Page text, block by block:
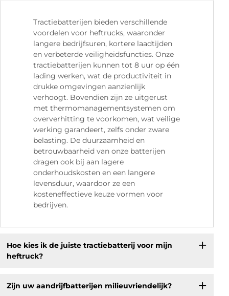
Tractiebatterijen bieden verschillende
voordelen voor heftrucks, waaronder
langere bedrijfsuren, kortere laadtijden
en verbeterde veiligheidsfuncties. Onze
tractiebatterijen kunnen tot 8 uur op één
lading werken, wat de productiviteit in
drukke omgevingen aanzienlijk
verhoogt. Bovendien zijn ze uitgerust
met thermomanagementsystemen om
oververhitting te voorkomen, wat veilige
werking garandeert, zelfs onder zware
belasting. De duurzaamheid en
betrouwbaarheid van onze batterijen
dragen ook bij aan lagere
onderhoudskosten en een langere
levensduur, waardoor ze een
kosteneffectieve keuze vormen voor
bedrijven.
Hoe kies ik de juiste tractiebatterij voor mijn
heftruck?
Zijn uw aandrijfbatterijen milieuvriendelijk?